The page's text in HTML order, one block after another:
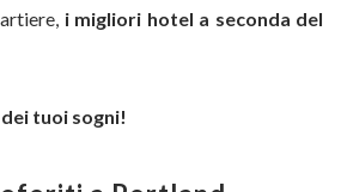
i migliori hotel a seconda del
tuoi sogni!